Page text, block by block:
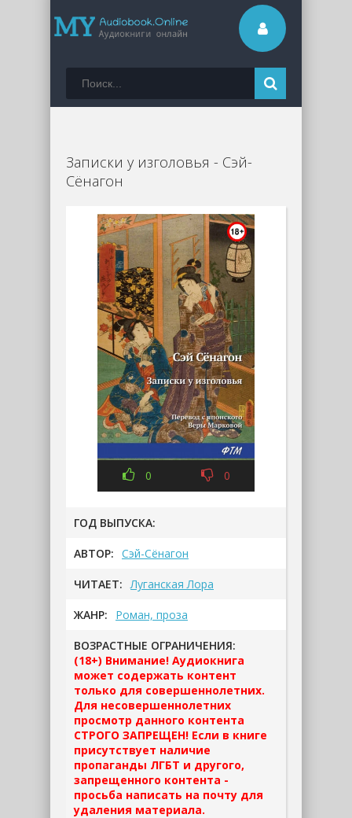
Записки у изголовья - Сэй-
Сёнагон
0 0
ГОД ВЫПУСКА:
АВТОР: Сэй-Сёнагон
ЧИТАЕТ: Луганская Лора
ЖАНР: Роман, проза
ВОЗРАСТНЫЕ ОГРАНИЧЕНИЯ:
(18+) Внимание! Аудиокнига
может содержать контент
только для совершеннолетних.
Для несовершеннолетних
просмотр данного контента
СТРОГО ЗАПРЕЩЕН! Если в книге
присутствует наличие
пропаганды ЛГБТ и другого,
запрещенного контента -
просьба написать на почту для
удаления материала.